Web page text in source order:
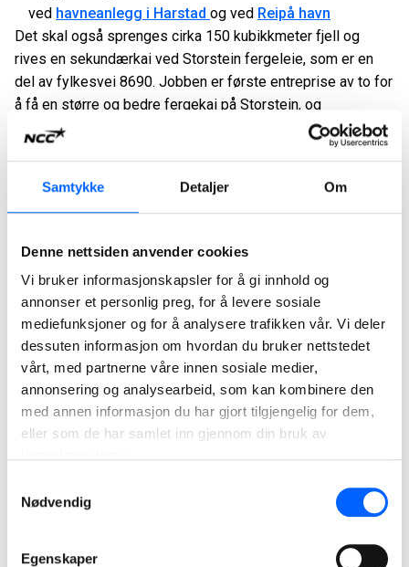
Samtykke Detaljer Om
Denne nettsiden anvender cookies
Vi bruker informasjonskapsler for å gi innhold og
annonser et personlig preg, for å levere sosiale
mediefunksjoner og for å analysere trafikken vår. Vi deler
dessuten informasjon om hvordan du bruker nettstedet
vårt, med partnerne våre innen sosiale medier,
annonsering og analysearbeid, som kan kombinere den
med annen informasjon du har gjort tilgjengelig for dem,
eller som de har samlet inn gjennom din bruk av
Nødvendig
Egenskaper
ved havneanlegg i Harstad og ved Reipå havn
Det skal også sprenges cirka 150 kubikkmeter fjell og
rives en sekundærkai ved Storstein fergeleie, som er en
del av fylkesvei 8690. Jobben er første entreprise av to for
å få en større og bedre fergekai på Storstein, og
entreprisen har en verdi på rundt 8,3 millioner kroner.
- Sjøentreprenøren har ikke på flere år hatt arbeider nord for
polarsirkelen. Nå er det godt å være tilbake, og så gleder vi
gleder oss til midnattsol, sier Pettersen.
Mudringsfartøyet Caesar benyttes til mudringsarbeidene.
Arbeidene skal etter planen pågå fram til primo juni 2021.
Mer om Sjøentreprenøren